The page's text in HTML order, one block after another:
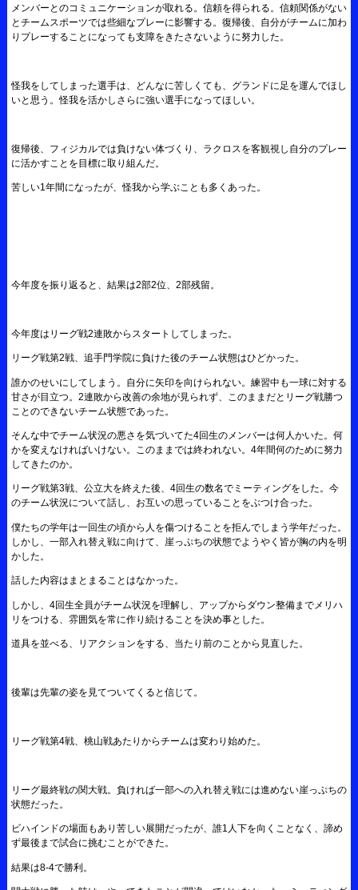
メンバーとのコミュニケーションが取れる。信頼を得られる。信頼関係がない
とチームスポーツでは些細なプレーに影響する。復帰後、自分がチームに加わ
りプレーすることになっても支障をきたさないように努力した。
怪我をしてしまった選手は、どんなに苦しくても、グランドに足を運んでほし
いと思う。怪我を活かしさらに強い選手になってほしい。
復帰後、フィジカルでは負けない体づくり、ラクロスを客観視し自分のプレー
に活かすことを目標に取り組んだ。
苦しい1年間になったが、怪我から学ぶことも多くあった。
今年度を振り返ると、結果は2部2位、2部残留。
今年度はリーグ戦2連敗からスタートしてしまった。
リーグ戦第2戦、追手門学院に負けた後のチーム状態はひどかった。
誰かのせいにしてしまう。自分に矢印を向けられない。練習中も一球に対する
甘さが目立つ。2連敗から改善の余地が見られず、このままだとリーグ戦勝つ
ことのできないチーム状態であった。
そんな中でチーム状況の悪さを気づいてた4回生のメンバーは何人かいた。何
かを変えなければいけない。このままでは終われない。4年間何のために努力
してきたのか。
リーグ戦第3戦、公立大を終えた後、4回生の数名でミーティングをした。今
のチーム状況について話し、お互いの思っていることをぶつけ合った。
僕たちの学年は一回生の頃から人を傷つけることを拒んでしまう学年だった。
しかし、一部入れ替え戦に向けて、崖っぷちの状態でようやく皆が胸の内を明
かした。
話した内容はまとまることはなかった。
しかし、4回生全員がチーム状況を理解し、アップからダウン整備までメリハ
リをつける、雰囲気を常に作り続けることを決め事とした。
道具を並べる、リアクションをする、当たり前のことから見直した。
後輩は先輩の姿を見てついてくると信じて。
リーグ戦第4戦、桃山戦あたりからチームは変わり始めた。
リーグ最終戦の関大戦。負ければ一部への入れ替え戦には進めない崖っぷちの
状態だった。
ビハインドの場面もあり苦しい展開だったが、誰1人下を向くことなく、諦め
ず最後まで試合に挑むことができた。
結果は8-4で勝利。